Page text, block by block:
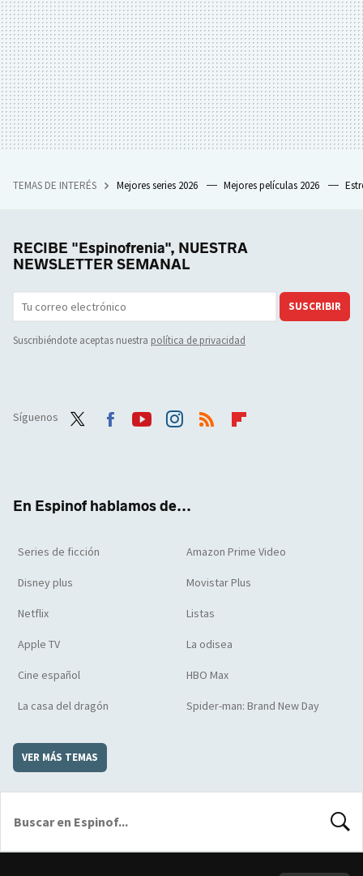
TEMAS DE INTERÉS Mejores series 2026 Mejores películas 2026
RECIBE "Espinofrenia", NUESTRA
NEWSLETTER SEMANAL
SUSCRIBIR
Suscribiéndote aceptas nuestra política de privacidad
Síguenos
En Espinof hablamos de...
Series de ficción Amazon Prime Video
Disney plus Movistar Plus
Netflix Listas
Apple TV La odisea
Cine español HBO Max
La casa del dragón Spider-man: Brand New Day
VER MÁS TEMAS